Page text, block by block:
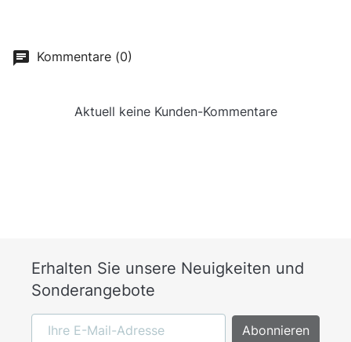
Kommentare (0)
Aktuell keine Kunden-Kommentare
Erhalten Sie unsere Neuigkeiten und
Sonderangebote